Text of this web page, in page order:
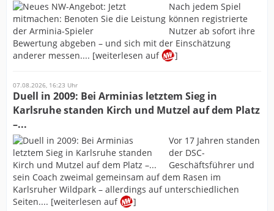
Nach jedem Spiel
können registrierte
Nutzer ab sofort ihre
Bewertung abgeben – und sich mit der Einschätzung
anderer messen.... [weiterlesen auf
]
07.08.2026, 16:23 Uhr
Duell in 2009: Bei Arminias letztem Sieg in
Karlsruhe standen Kirch und Mutzel auf dem Platz
–...
Vor 17 Jahren standen
der DSC-
Geschäftsführer und
sein Coach zweimal gemeinsam auf dem Rasen im
Karlsruher Wildpark – allerdings auf unterschiedlichen
Seiten.... [weiterlesen auf
]